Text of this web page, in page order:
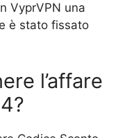
VyprVPN una
è stato fissato
l’affare